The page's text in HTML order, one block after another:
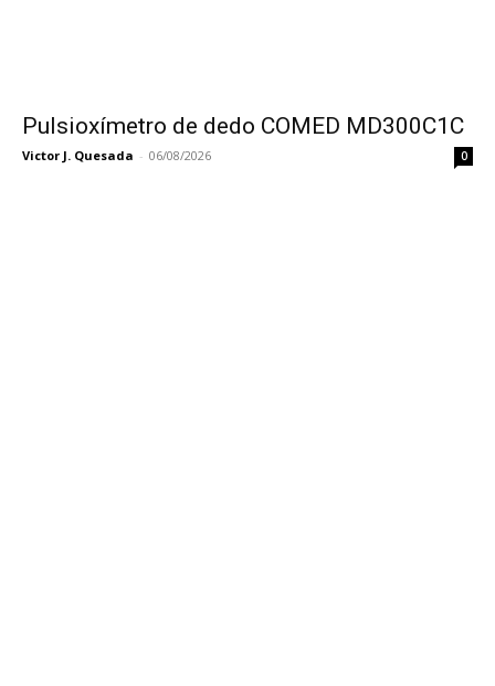
Pulsioxímetro de dedo COMED MD300C1C
Victor J. Quesada - 06/08/2026 0